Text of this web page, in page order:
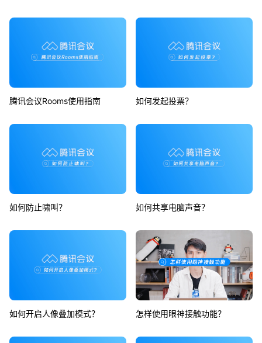
腾讯会议Rooms使用指南 如何发起投票？
如何防止啸叫？ 如何共享电脑声音？
如何开启人像叠加模式？ 怎样使用眼神接触功能？